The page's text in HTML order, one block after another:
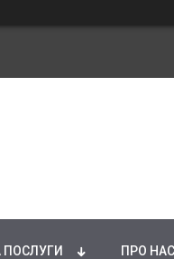
ПОСЛУГИ ПРО НАС